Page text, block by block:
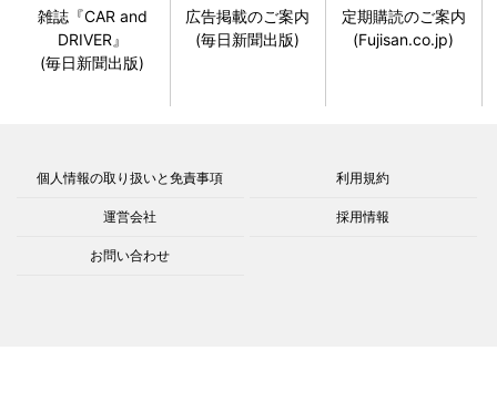
雑誌『CAR and
DRIVER』
(毎日新聞出版)
広告掲載のご案内
(毎日新聞出版)
定期購読のご案内
(Fujisan.co.jp)
個人情報の取り扱いと免責事項 利用規約
運営会社 採用情報
お問い合わせ